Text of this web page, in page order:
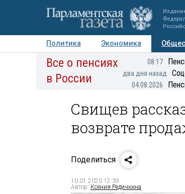
Политика Экономика
Авторы Персоны Мнения
Все о пенсиях
в России
08:17
два дня назад
04.08.2026
Свищев
возврате
Поделиться
10.01.2020 12:39
Автор: Ксения Редичкина